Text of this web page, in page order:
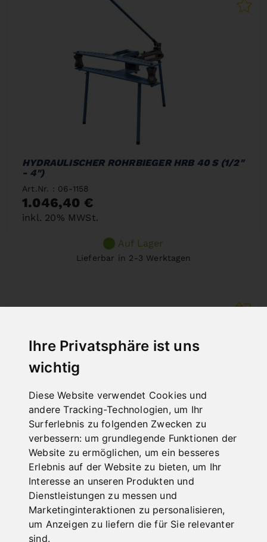
Ihre Privatsphäre ist uns
wichtig
Diese Website verwendet Cookies und
andere Tracking-Technologien, um Ihr
Surferlebnis zu folgenden Zwecken zu
verbessern: um grundlegende Funktionen der
Website zu ermöglichen, um ein besseres
Erlebnis auf der Website zu bieten, um Ihr
Interesse an unseren Produkten und
Dienstleistungen zu messen und
Marketinginteraktionen zu personalisieren,
um Anzeigen zu liefern die für Sie relevanter
sind.
HYDRAULISCHER ROHRBIEGER HRB 40 S (1/2"
- 4")
Art.Nr. : 06-1158
1.046,40 €
inkl. 20% MWSt.
Auf Lager
Lieferbar in 2-3 Werktagen
HYDRAULISCHER ROHRBIEGER HRB 30 S (1/2"
- 3")
Art.Nr. : 06-1157
645,60 €